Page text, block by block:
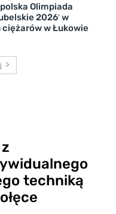
Olimpiada
2026′ w
ciężarów w Łukowie